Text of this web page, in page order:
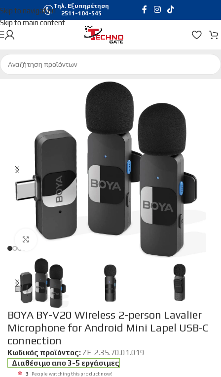
Skip to navigation
Skip to main content
Τηλ. Εξυπηρέτηση
2511-104-545
Αρχική σελίδα/Εικόνα & Ηχος/Μικρόφωνα Πέτου
Click to enlarge
BOYA BY-V20 Wireless 2-person Lavalier
Microphone for Android Mini Lapel USB-C
connection
Κωδικός προϊόντος: ZE-2.35.70.01.019
Διαθέσιμο απο 3-5 εργάσιμες
3 People watching this product now!